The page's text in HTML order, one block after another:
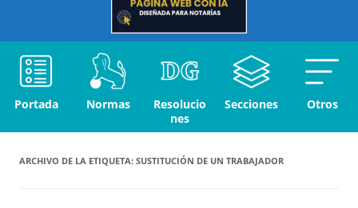
Portada Normas
Resolucio
nes
Secciones Otros
ARCHIVO DE LA ETIQUETA: SUSTITUCIÓN DE UN TRABAJADOR